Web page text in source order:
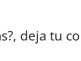
deja tu